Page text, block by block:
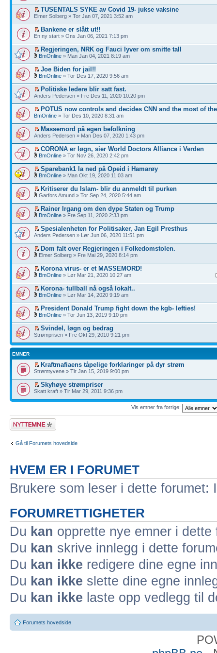
TUSENTALS SYKE av Covid 19- jukse vaksine
Elmer Solberg » Tor Jan 07, 2021 3:52 am
Bankene er slått ut!!
En ny start » Ons Jan 06, 2021 7:13 pm
Regjeringen, NRK og Fauci lyver om smitte tall
BmOnline » Man Jan 04, 2021 8:19 am
Joe Biden for jail!!
BmOnline » Tor Des 17, 2020 9:56 am
Politiske ledere blir satt fast.
Anders Pedersen » Fre Des 11, 2020 10:20 pm
POTUS now controls and decides CNN and the most of
BmOnline » Tor Des 10, 2020 8:31 am
Massemord på egen befolkning
Anders Pedersen » Man Des 07, 2020 1:43 pm
CORONA er løgn, sier World Doctors Alliance i Verden
BmOnline » Tor Nov 26, 2020 2:42 pm
Sparebank1 la ned på Opeid i Hamarøy
BmOnline » Man Okt 19, 2020 11:03 am
Kritiserer du Islam- blir du anmeldt til purken
Garfors Amund » Tor Sep 24, 2020 5:44 am
Rainer Irgang om den dype Staten og Trump
BmOnline » Fre Sep 11, 2020 2:33 pm
Spesialenheten for Politisaker, Jan Egil Presthus
Anders Pedersen » Lør Jun 06, 2020 11:51 pm
Dom falt over Regjeringen i Folkedomstolen.
Elmer Solberg » Fre Mai 29, 2020 8:14 pm
Korona virus- er et MASSEMORD!
BmOnline » Lør Mar 21, 2020 10:27 am
Korona- tullball nå også lokalt..
BmOnline » Lør Mar 14, 2020 9:19 am
President Donald Trump fight down the kgb- lefties!
BmOnline » Tor Jun 13, 2019 9:10 pm
Svindel, løgn og bedrag
Strømprisen » Fre Okt 29, 2010 9:21 pm
EMNER
Kraftmafiaens tåpelige forklaringer på dyr strøm
Strømtyvene » Tir Jan 15, 2019 9:00 pm
Skyhøye strømpriser
Skatt kraft » Tir Mar 29, 2011 9:36 pm
Vis emner fra forrige:
Legg inn et nytt
emne
Gå til Forumets hovedside
HVEM ER I FORUMET
Brukere som leser i dette
FORUMRETTIGHETER
Du kan opprette nye emner i dette
Du kan skrive innlegg i dette
Du kan ikke redigere dine egne
Du kan ikke slette dine egne
Du kan ikke laste opp vedlegg til
Forumets hovedside